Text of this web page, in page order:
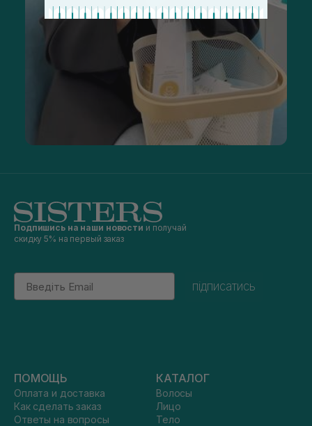
Подпишись на наши новости и получай
скидку 5% на первый заказ
Email
підписатись
ПОМОЩЬ
Оплата и доставка
Как сделать заказ
Ответы на вопросы
КАТАЛОГ
Волосы
Лицо
Тело